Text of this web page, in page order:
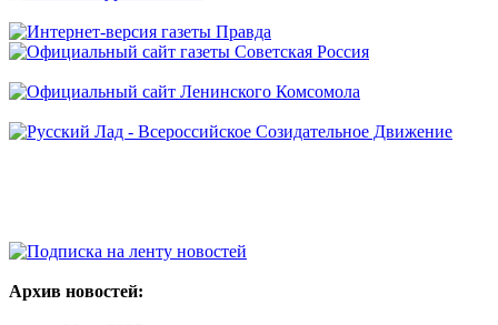
Архив новостей: